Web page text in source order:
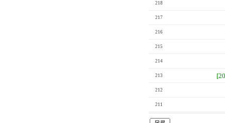
218
217
216
215
214
213
212
211